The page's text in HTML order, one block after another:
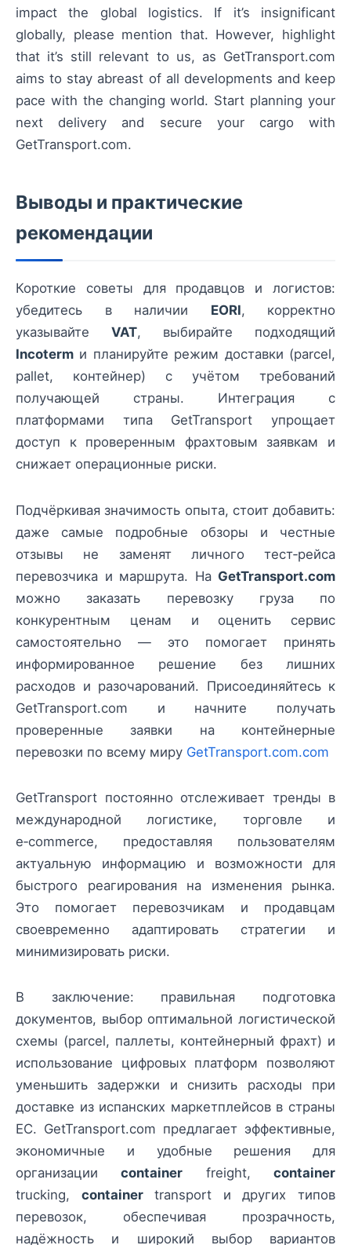
impact the global logistics. If it’s insignificant
globally, please mention that. However, highlight
that it’s still relevant to us, as GetTransport.com
aims to stay abreast of all developments and keep
pace with the changing world. Start planning your
next delivery and secure your cargo with
GetTransport.com.
Выводы и практические
рекомендации
Короткие советы для продавцов и логистов:
убедитесь в наличии EORI, корректно
указывайте VAT, выбирайте подходящий
Incoterm и планируйте режим доставки (parcel,
pallet, контейнер) с учётом требований
получающей страны. Интеграция с
платформами типа GetTransport упрощает
доступ к проверенным фрахтовым заявкам и
снижает операционные риски.
Подчёркивая значимость опыта, стоит добавить:
даже самые подробные обзоры и честные
отзывы не заменят личного тест‑рейса
перевозчика и маршрута. На GetTransport.com
можно заказать перевозку груза по
конкурентным ценам и оценить сервис
самостоятельно — это помогает принять
информированное решение без лишних
расходов и разочарований. Присоединяйтесь к
GetTransport.com и начните получать
проверенные заявки на контейнерные
перевозки по всему миру GetTransport.com.com
GetTransport постоянно отслеживает тренды в
международной логистике, торговле и
e‑commerce, предоставляя пользователям
актуальную информацию и возможности для
быстрого реагирования на изменения рынка.
Это помогает перевозчикам и продавцам
своевременно адаптировать стратегии и
минимизировать риски.
В заключение: правильная подготовка
документов, выбор оптимальной логистической
схемы (parcel, паллеты, контейнерный фрахт) и
использование цифровых платформ позволяют
уменьшить задержки и снизить расходы при
доставке из испанских маркетплейсов в страны
ЕС. GetTransport.com предлагает эффективные,
экономичные и удобные решения для
организацииcontainer freight,container
trucking, containertransport и других типов
перевозок, обеспечивая прозрачность,
надёжность и широкий выбор вариантов